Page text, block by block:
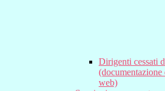
Dirigenti cessati
web)